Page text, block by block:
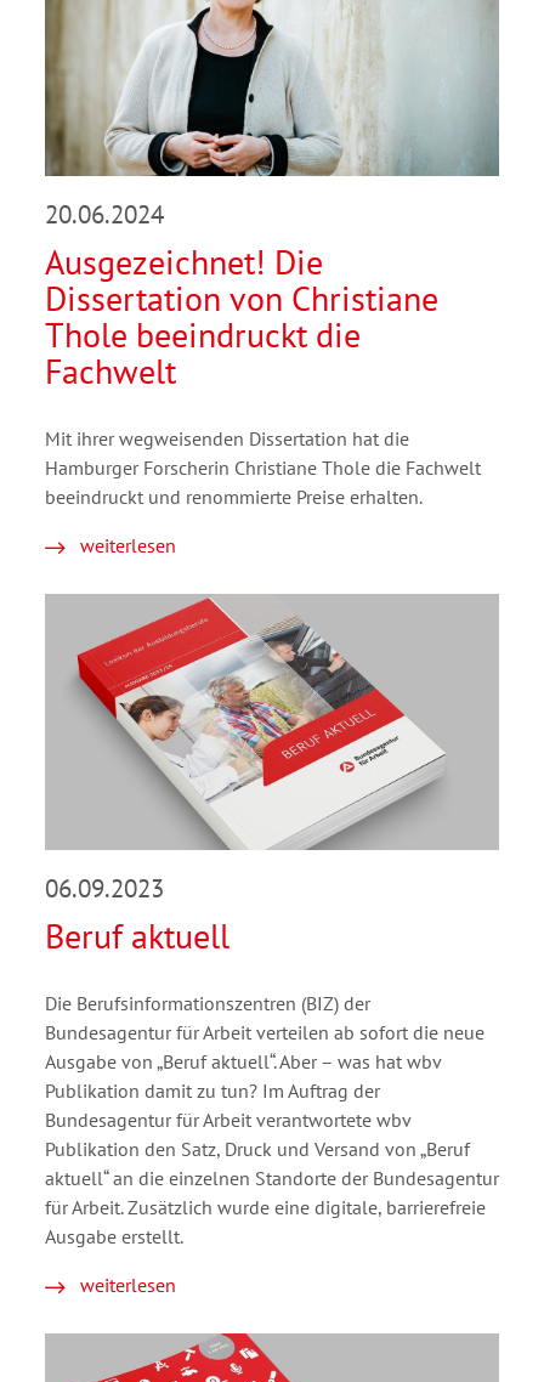
20.06.2024
Ausgezeichnet! Die
Dissertation von Christiane
Thole beeindruckt die
Fachwelt
Mit ihrer wegweisenden Dissertation hat die
Hamburger Forscherin Christiane Thole die Fachwelt
beeindruckt und renommierte Preise erhalten.
weiterlesen
06.09.2023
Beruf aktuell
Die Berufsinformationszentren (BIZ) der
Bundesagentur für Arbeit verteilen ab sofort die neue
Ausgabe von „Beruf aktuell“. Aber – was hat wbv
Publikation damit zu tun? Im Auftrag der
Bundesagentur für Arbeit verantwortete wbv
Publikation den Satz, Druck und Versand von „Beruf
aktuell“ an die einzelnen Standorte der Bundesagentur
für Arbeit. Zusätzlich wurde eine digitale, barrierefreie
Ausgabe erstellt.
weiterlesen